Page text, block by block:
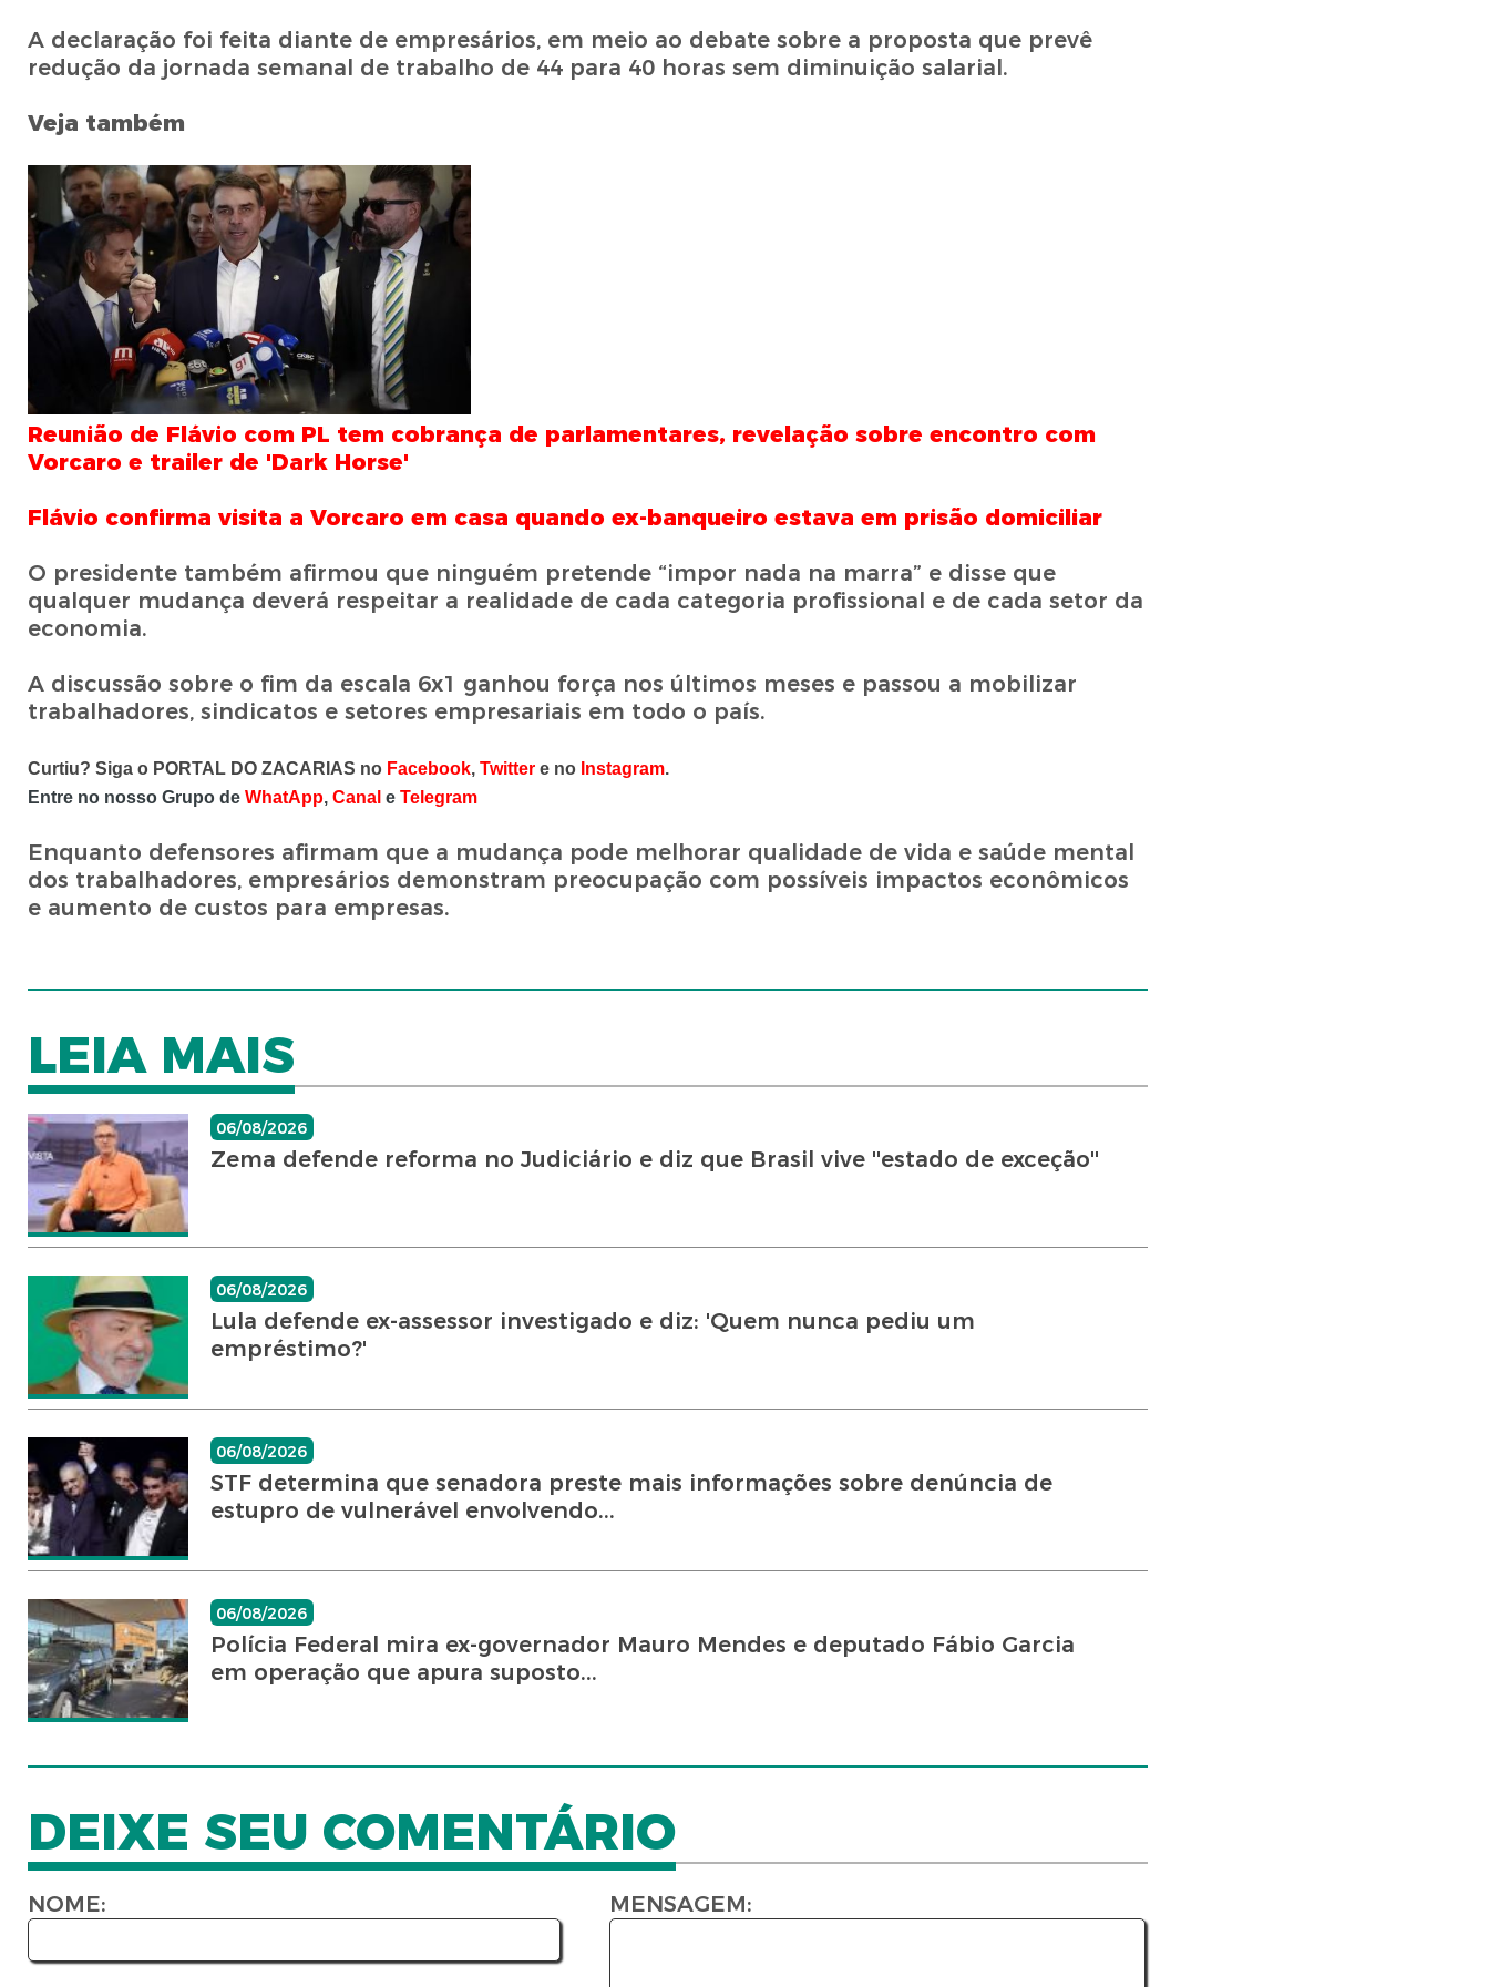
A declaração foi feita diante de empresários, em meio ao debate sobre a proposta que prevê
redução da jornada semanal de trabalho de 44 para 40 horas sem diminuição salarial.
Veja também
Reunião de Flávio com PL tem cobrança de parlamentares, revelação sobre encontro com
Vorcaro e trailer de 'Dark Horse'
Flávio confirma visita a Vorcaro em casa quando ex-banqueiro estava em prisão domiciliar
O presidente também afirmou que ninguém pretende “impor nada na marra” e disse que
qualquer mudança deverá respeitar a realidade de cada categoria profissional e de cada setor da
economia.
A discussão sobre o fim da escala 6x1 ganhou força nos últimos meses e passou a mobilizar
trabalhadores, sindicatos e setores empresariais em todo o país.
Curtiu? Siga o PORTAL DO ZACARIAS no Facebook, Twittere no Instagram.
Entre no nosso Grupo de WhatApp, Canal e Telegram
Enquanto defensores afirmam que a mudança pode melhorar qualidade de vida e saúde mental
dos trabalhadores, empresários demonstram preocupação com possíveis impactos econômicos
e aumento de custos para empresas.
LEIA MAIS
06/08/2026
Zema defende reforma no Judiciário e diz que Brasil vive ''estado de exceção''
06/08/2026
Lula defende ex-assessor investigado e diz: 'Quem nunca pediu um
empréstimo?'
06/08/2026
STF determina que senadora preste mais informações sobre denúncia de
estupro de vulnerável envolvendo...
06/08/2026
Polícia Federal mira ex-governador Mauro Mendes e deputado Fábio Garcia
em operação que apura suposto...
DEIXE SEU COMENTÁRIO
NOME: MENSAGEM: